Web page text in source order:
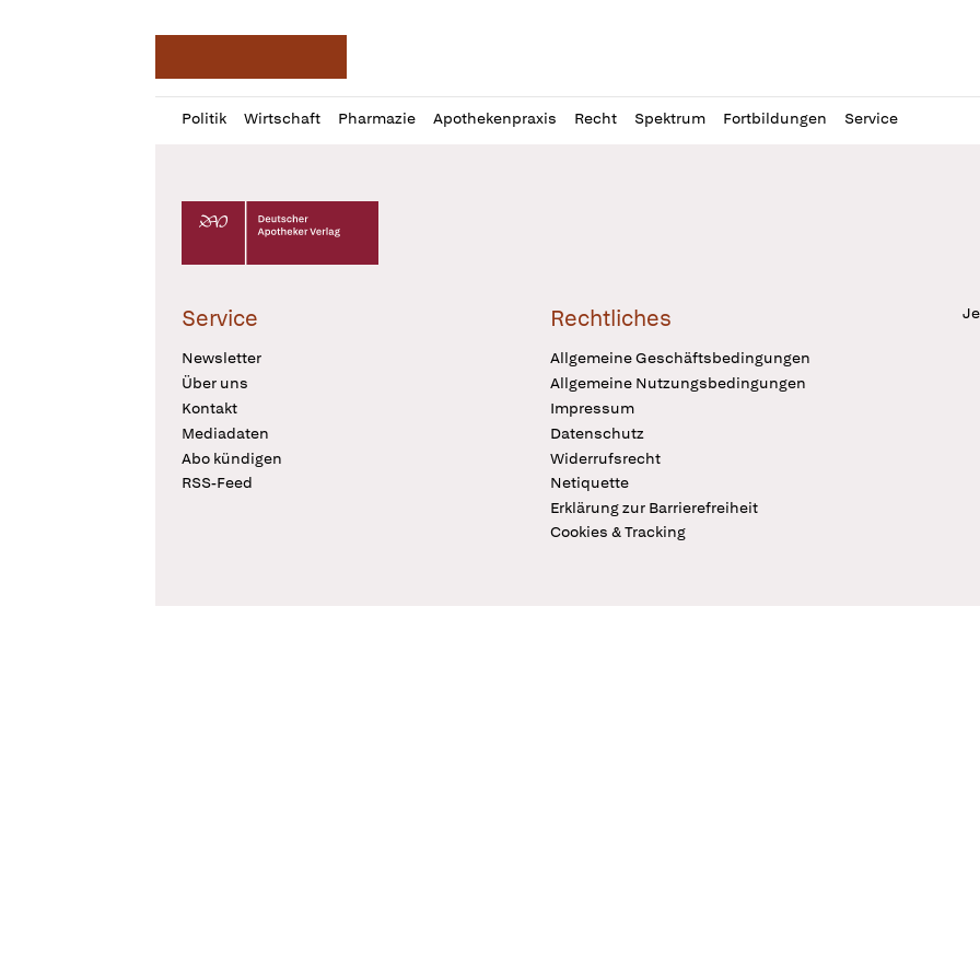
Politik Wirtschaft Pharmazie Apothekenpraxis Recht Spektrum Fortbildungen Service
Profil
öffnen
Daz
Pur
Deutscher Apotheker Verlag Logo
Service
Newsletter
Über uns
Kontakt
Mediadaten
Abo kündigen
RSS-Feed
Rechtliches
Allgemeine Geschäftsbedingungen
Allgemeine Nutzungsbedingungen
Impressum
Datenschutz
Widerrufsrecht
Netiquette
Erklärung zur Barrierefreiheit
Cookies & Tracking